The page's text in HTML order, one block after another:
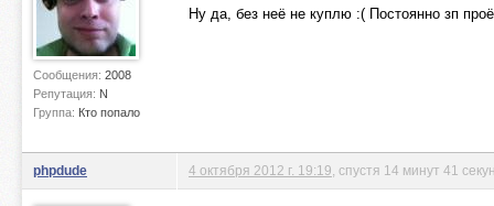
Сообщения: 2008
Репутация: N
Группа: Кто попало
Ну да, без неё не куплю :( Постоянно зп
phpdude 4 октября 2012 г. 19:19 , спустя 14 минут 41